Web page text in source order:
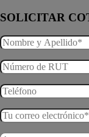
SOLICITAR